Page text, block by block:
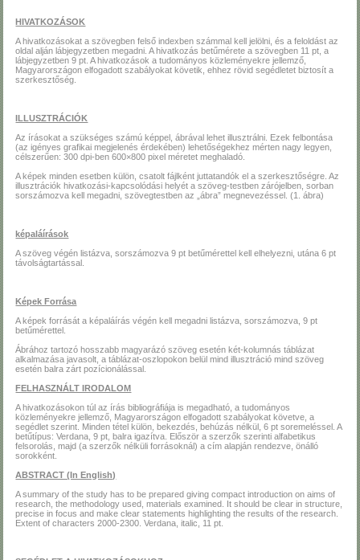
HIVATKOZÁSOK
A hivatkozásokat a szövegben felső indexben számmal kell jelölni, és a feloldást az
oldal alján lábjegyzetben megadni. A hivatkozás betűmérete a szövegben 11 pt, a
lábjegyzetben 9 pt. A hivatkozások a tudományos közleményekre jellemző,
Magyarországon elfogadott szabályokat követik, ehhez rövid segédletet biztosít a
szerkesztőség.
ILLUSZTRÁCIÓK
Az írásokat a szükséges számú képpel, ábrával lehet illusztrálni. Ezek felbontása
(az igényes grafikai megjelenés érdekében) lehetőségekhez mérten nagy legyen,
célszerűen: 300 dpi-ben 600×800 pixel méretet meghaladó.
A képek minden esetben külön, csatolt fájlként juttatandók el a szerkesztőségre. Az
illusztrációk hivatkozási-kapcsolódási helyét a szöveg-testben zárójelben, sorban
sorszámozva kell megadni, szövegtestben az „ábra” megnevezéssel. (1. ábra)
képaláírások
A szöveg végén listázva, sorszámozva 9 pt betűmérettel kell elhelyezni, utána 6 pt
távolságtartással.
Képek Forrása
A képek forrását a képaláírás végén kell megadni listázva, sorszámozva, 9 pt
betűmérettel.
Ábrához tartozó hosszabb magyarázó szöveg esetén két-kolumnás táblázat
alkalmazása javasolt, a táblázat-oszlopokon belül mind illusztráció mind szöveg
esetén balra zárt pozícionálással.
FELHASZNÁLT IRODALOM
A hivatkozásokon túl az írás bibliográfiája is megadható, a tudományos
közleményekre jellemző, Magyarországon elfogadott szabályokat követve, a
segédlet szerint. Minden tétel külön, bekezdés, behúzás nélkül, 6 pt soremeléssel. A
betűtípus: Verdana, 9 pt, balra igazítva. Először a szerzők szerinti alfabetikus
felsorolás, majd (a szerzők nélküli forrásoknál) a cím alapján rendezve, önálló
sorokként.
ABSTRACT (In English)
A summary of the study has to be prepared giving compact introduction on aims of
research, the methodology used, materials examined. It should be clear in structure,
precise in focus and make clear statements highlighting the results of the research.
Extent of characters 2000-2300. Verdana, italic, 11 pt.